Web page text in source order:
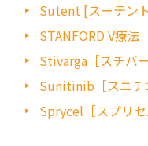
Sutent [スーテン
STANFORD V療法
Stivarga［スチバー
Sunitinib［スニチ
Sprycel［スプリセ